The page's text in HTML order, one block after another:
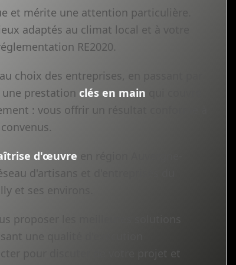
et mérite une attention particulière.
adaptés au climat local et à votre
RE2020.
choix des entreprises, en passant par
prestation clés en main
: vous offrir un résultat conforme à
d'œuvre
d'artisans et d'entreprises du
et ses environs.
proposer les meilleures solutions
une qualité d'exécution
pour discuter de votre projet et